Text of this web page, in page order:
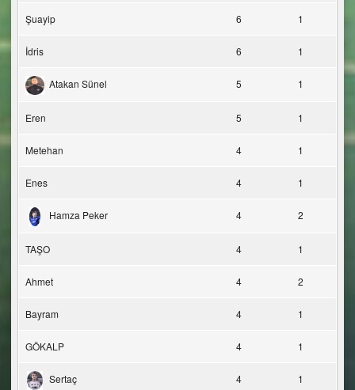
Şuayip 6 1
İdris 6 1
Atakan Sünel 5 1
Eren 5 1
Metehan 4 1
Enes 4 1
Hamza Peker 4 2
TAŞO 4 1
Ahmet 4 2
Bayram 4 1
GÖKALP 4 1
Sertaç 4 1